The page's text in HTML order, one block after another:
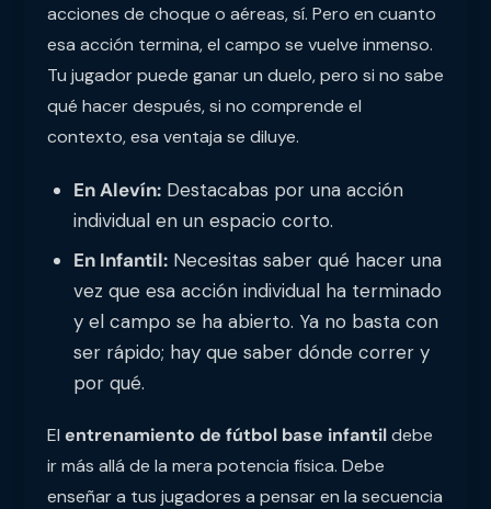
acciones de choque o aéreas, sí. Pero en cuanto
esa acción termina, el campo se vuelve inmenso.
Tu jugador puede ganar un duelo, pero si no sabe
qué hacer después, si no comprende el
contexto, esa ventaja se diluye.
En Alevín:Destacabas por una acción
individual en un espacio corto.
En Infantil:Necesitas saber qué hacer una
vez que esa acción individual ha terminado
y el campo se ha abierto. Ya no basta con
ser rápido; hay que saber dónde correr y
por qué.
El entrenamiento de fútbol base infantildebe
ir más allá de la mera potencia física. Debe
enseñar a tus jugadores a pensar en la secuencia